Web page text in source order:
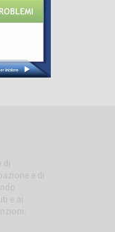
di
e di
e ai